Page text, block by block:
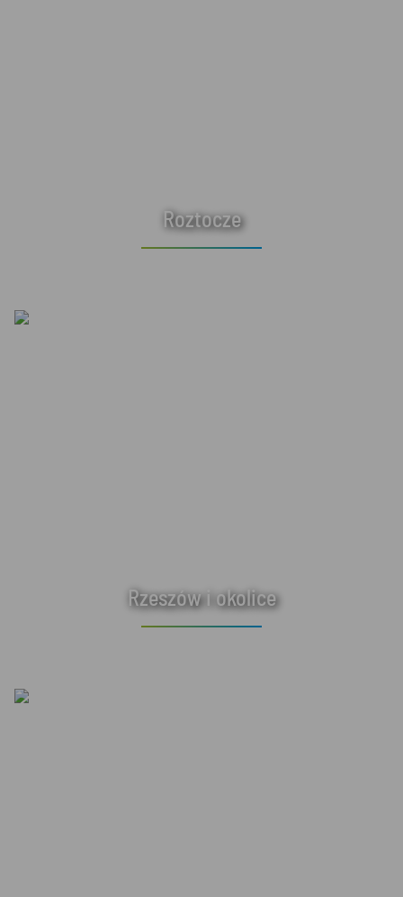
Roztocze
Rzeszów i okolice